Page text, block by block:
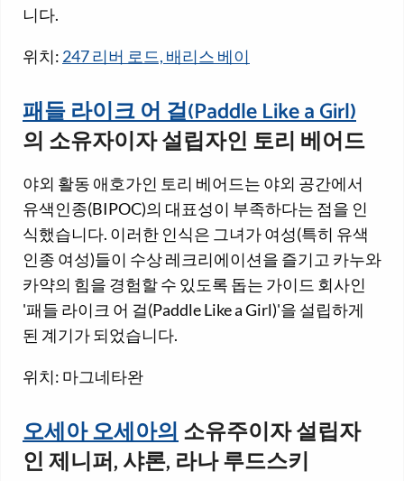
니다.
위치: 247 리버 로드, 배리스 베이
패들 라이크 어 걸(Paddle Like a Girl)
의 소유자이자 설립자인 토리 베어드
야외 활동 애호가인 토리 베어드는 야외 공간에서
유색인종(BIPOC)의 대표성이 부족하다는 점을 인
식했습니다. 이러한 인식은 그녀가 여성(특히 유색
인종 여성)들이 수상 레크리에이션을 즐기고 카누와
카약의 힘을 경험할 수 있도록 돕는 가이드 회사인
'패들 라이크 어 걸(Paddle Like a Girl)'을 설립하게
된 계기가 되었습니다.
위치: 마그네타완
오세아 오세아의소유주이자 설립자
인 제니퍼, 샤론, 라나 루드스키